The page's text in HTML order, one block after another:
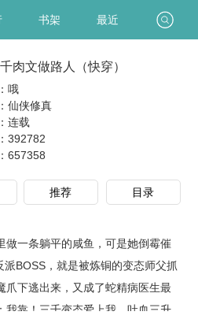
书架 最近
肉文做路人（快穿）
哦
仙侠修真
连载
392782
657358
推荐 目录
一条躺平的咸鱼，可是她倒霉催
BOSS，就是被炼铜的变态师父抓
爪下逃出来，又成了蛇精病医生最
我靠！三千变态爱上我，吐血三升